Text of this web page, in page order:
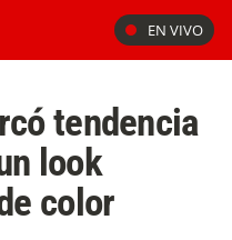
EN VIVO
tendencia
look
color